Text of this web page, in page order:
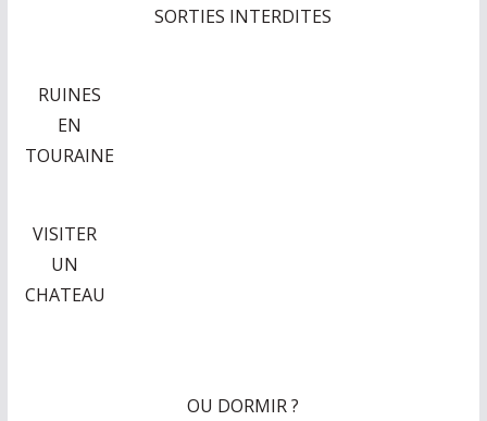
SORTIES INTERDITES
RUINES
EN
TOURAINE
VISITER
UN
CHATEAU
OU DORMIR ?